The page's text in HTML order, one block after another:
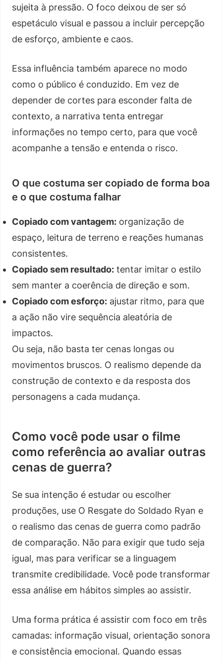
sujeita à pressão. O foco deixou de ser só
espetáculo visual e passou a incluir percepção
de esforço, ambiente e caos.
Essa influência também aparece no modo
como o público é conduzido. Em vez de
depender de cortes para esconder falta de
contexto, a narrativa tenta entregar
informações no tempo certo, para que você
acompanhe a tensão e entenda o risco.
O que costuma ser copiado de forma boa
e o que costuma falhar
Copiado com vantagem: organização de
espaço, leitura de terreno e reações humanas
consistentes.
Copiado sem resultado: tentar imitar o estilo
sem manter a coerência de direção e som.
Copiado com esforço: ajustar ritmo, para que
a ação não vire sequência aleatória de
impactos.
Ou seja, não basta ter cenas longas ou
movimentos bruscos. O realismo depende da
construção de contexto e da resposta dos
personagens a cada mudança.
Como você pode usar o filme
como referência ao avaliar outras
cenas de guerra?
Se sua intenção é estudar ou escolher
produções, use O Resgate do Soldado Ryan e
o realismo das cenas de guerra como padrão
de comparação. Não para exigir que tudo seja
igual, mas para verificar se a linguagem
transmite credibilidade. Você pode transformar
essa análise em hábitos simples ao assistir.
Uma forma prática é assistir com foco em três
camadas: informação visual, orientação sonora
e consistência emocional. Quando essas